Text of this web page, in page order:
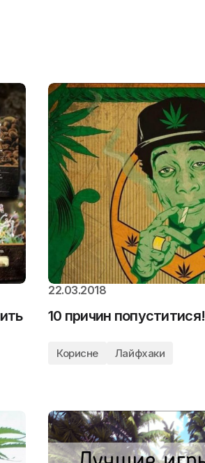
22.03.2018
10 причин попуститися!
Корисне Лайфхаки